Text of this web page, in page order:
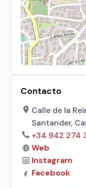
Contacto
Calle de la
Santander,
+34 942 274
Web
Instagram
Facebook